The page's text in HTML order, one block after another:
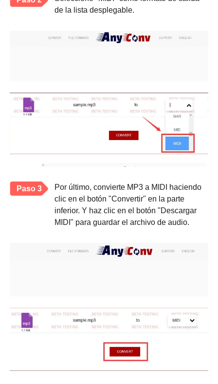
de la lista desplegable.
Paso 3
Por último, convierte MP3 a MIDI haciendo
clic en el botón "Convertir" en la parte
inferior. Y haz clic en el botón "Descargar
MIDI" para guardar el archivo de audio.